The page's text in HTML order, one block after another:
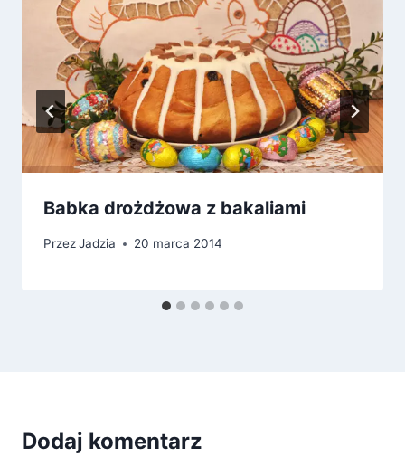
Babka drożdżowa z bakaliami
PrzezJadzia 20 marca 2014
Dodaj komentarz